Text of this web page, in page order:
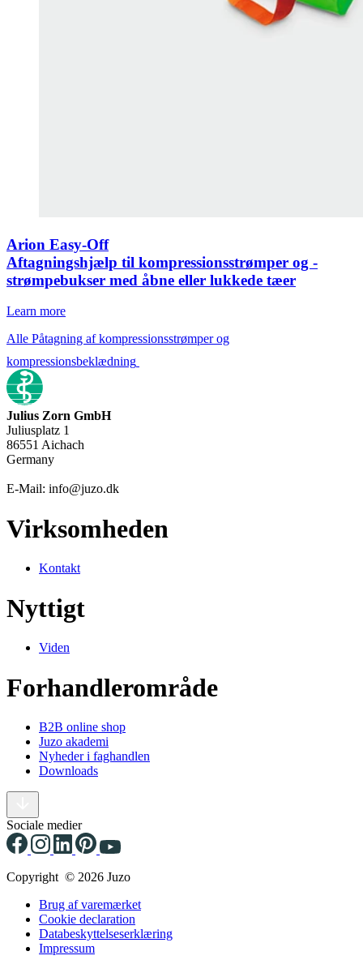
Arion Easy-Off
Aftagningshjælp til kompressionsstrømper og -
strømpebukser med åbne eller lukkede tæer
Learn more
Alle Påtagning af kompressionsstrømper og
kompressionsbeklædning
Julius Zorn GmbH
Juliusplatz 1
86551 Aichach
Germany
E-Mail: info@juzo.dk
Virksomheden
Kontakt
Nyttigt
Viden
Forhandlerområde
B2B online shop
Juzo akademi
Nyheder i faghandlen
Downloads
Sociale medier
Copyright © 2026 Juzo
Brug af varemærket
Cookie declaration
Databeskyttelseserklæring
Impressum